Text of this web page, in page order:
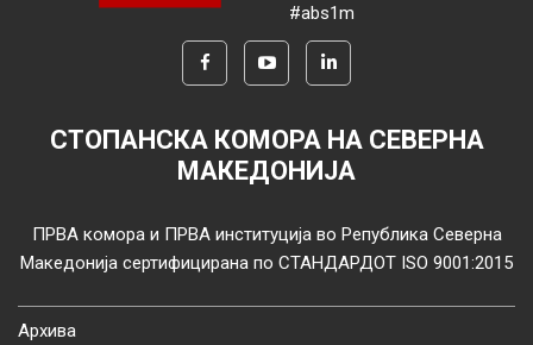
#abs1m
СТОПАНСКА КОМОРА НА СЕВЕРНА
МАКЕДОНИЈА
ПРВА комора и ПРВА институција во Република Северна
Македонија сертифицирана по СТАНДАРДОТ ISO 9001:2015
Архива